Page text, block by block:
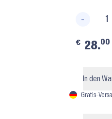
-
€ 28.00
In den
Gratis-